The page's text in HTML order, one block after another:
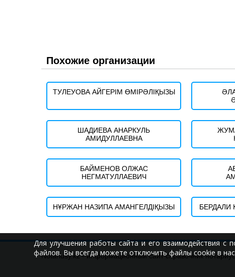
Похожие организации
ТУЛЕУОВА АЙГЕРІМ ӨМІРӘЛІҚЫЗЫ
ШАДИЕВА АНАРКУЛЬ
АМИДУЛЛАЕВНА
БАЙМЕНОВ ОЛЖАС
НЕГМАТУЛЛАЕВИЧ
НҰРЖАН НАЗИПА АМАНГЕЛДІҚЫЗЫ БЕРДАЛИ
Notariusy.kz - информационный сайт справочник
Для улучшения работы сайта и его взаимодействия
файлов. Вы всегда можете отключить файлы cookie в